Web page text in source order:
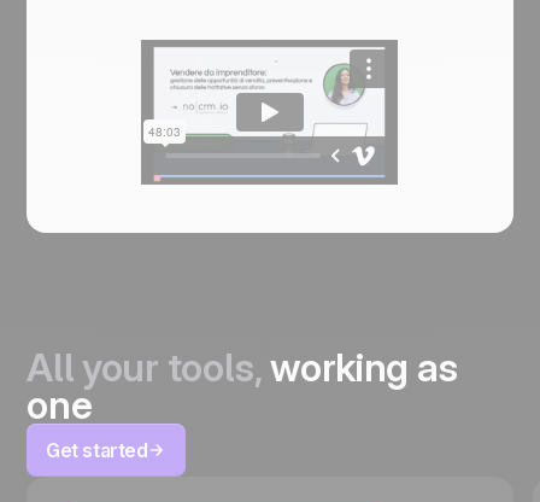
All your tools,working as
one
Get started